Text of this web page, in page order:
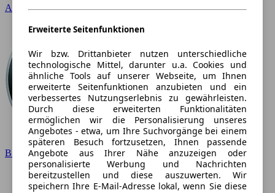
Audi
BMW
Erweiterte Seitenfunktionen
Wir bzw. Drittanbieter nutzen unterschiedliche
technologische Mittel, darunter u.a. Cookies und
ähnliche Tools auf unserer Webseite, um Ihnen
erweiterte Seitenfunktionen anzubieten und ein
verbessertes Nutzungserlebnis zu gewährleisten.
Durch diese erweiterten Funktionalitäten
ermöglichen wir die Personalisierung unseres
Angebotes - etwa, um Ihre Suchvorgänge bei einem
späteren Besuch fortzusetzen, Ihnen passende
Angebote aus Ihrer Nähe anzuzeigen oder
personalisierte Werbung und Nachrichten
bereitzustellen und diese auszuwerten. Wir
speichern Ihre E-Mail-Adresse lokal, wenn Sie diese